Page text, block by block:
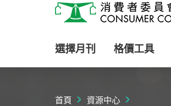
消費者委員會
選擇月刊 格價工具
首頁 資源中心